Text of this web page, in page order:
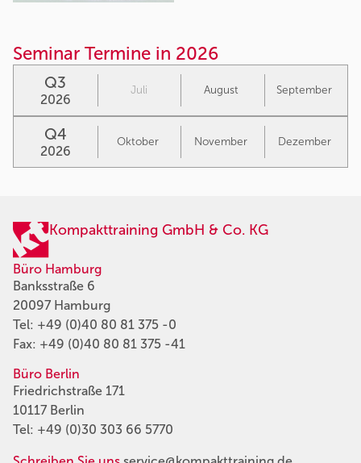
Seminar Termine in 2026
Q3
2026
Juli August September
Q4
2026
Oktober November Dezember
Kompakttraining GmbH & Co. KG
Büro Hamburg
Banksstraße 6
20097 Hamburg
Tel: +49 (0)40 80 81 375 -0
Fax: +49 (0)40 80 81 375 -41
Büro Berlin
Friedrichstraße 171
10117 Berlin
Tel: +49 (0)30 303 66 5770